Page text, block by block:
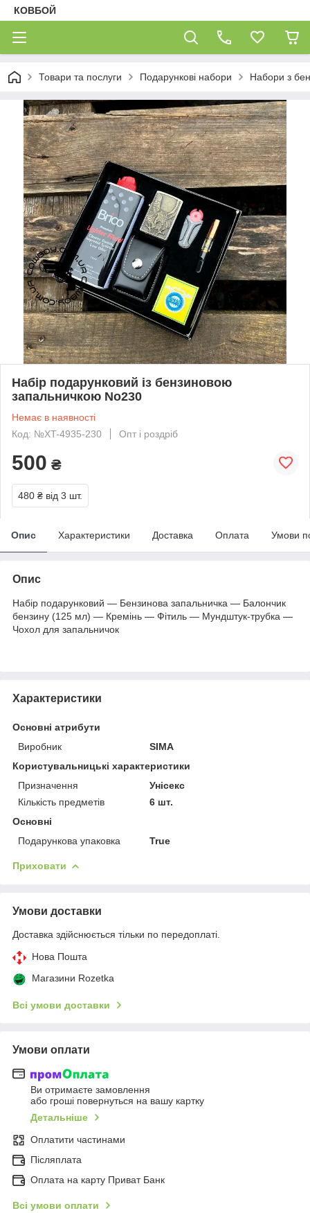
КОВБОЙ
Товари та послуги Подарункові набори Набори з
Набір подарунковий із бензиновою
запальничкою No230
Немає в наявності
Код: №XT-4935-230
Опт і роздріб
500 ₴
480 ₴ від 3 шт.
Опис Характеристики Доставка Оплата Умови
Опис
Набір подарунковий — Бензинова запальничка — Балончик
бензину (125 мл) — Кремінь — Фітиль — Мундштук-трубка —
Чохол для запальничок
Характеристики
Основні атрибути
Виробник
SIMA
Користувальницькі характеристики
Призначення
Унісекс
Кількість предметів
6 шт.
Основні
Подарункова упаковка
True
Приховати
Умови доставки
Доставка здійснюється тільки по передоплаті.
Нова Пошта
Магазини Rozetka
Всі умови доставки
Умови оплати
Ви отримаєте замовлення
або гроші повернуться на вашу картку
Детальніше
Оплатити частинами
Післяплата
Оплата на карту Приват Банк
Всі умови оплати